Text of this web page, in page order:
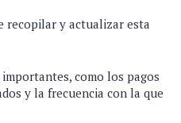
recopilar y actualizar esta
como los pagos
y la frecuencia con la que